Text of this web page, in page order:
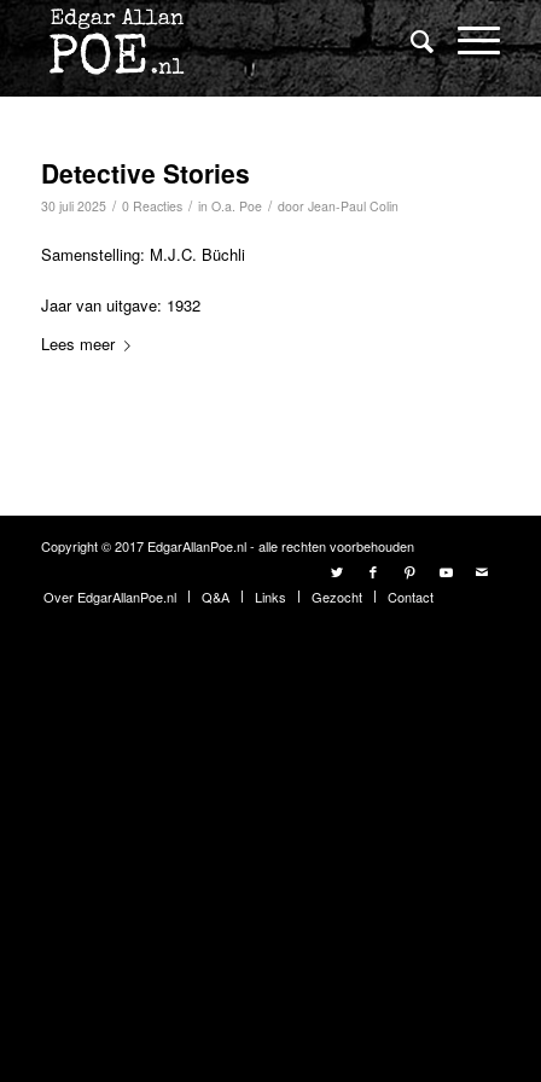
Detective Stories
30 juli 2025 / 0 Reacties / in O.a. Poe / door Jean-Paul Colin
Samenstelling: M.J.C. Büchli
Jaar van uitgave: 1932
Lees meer
Copyright © 2017 EdgarAllanPoe.nl - alle rechten voorbehouden
Over EdgarAllanPoe.nl Q&A Links Gezocht Contact